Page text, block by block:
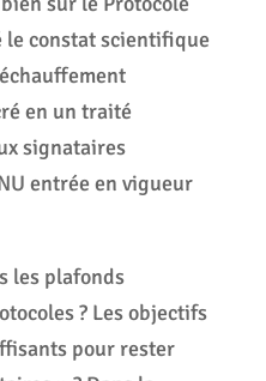
le constat scientifique
en un traité
signataires
entrée en vigueur
les plafonds
? Les objectifs
pour rester